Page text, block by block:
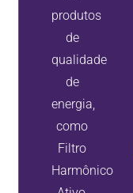
produtos
de
qualidade
de
energia,
como
Filtro
Harmônico